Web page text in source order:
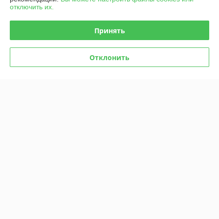
График работы
Полная версия сайта
Политика обработки cookies
отключить их.
Принять
Отклонить